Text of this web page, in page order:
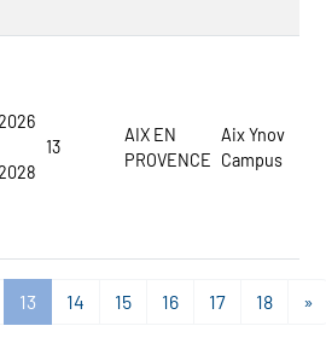
13
AIX EN
PROVENCE
Aix Ynov
Campus
13 14 15 16 17 18 »